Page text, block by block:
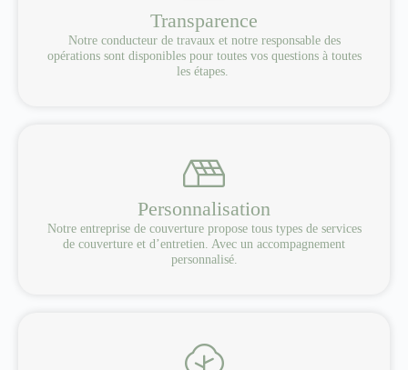
Transparence
Notre conducteur de travaux et notre responsable des
opérations sont disponibles pour toutes vos questions à toutes
les étapes.
Personnalisation
Notre entreprise de couverture propose tous types de services
de couverture et d’entretien. Avec un accompagnement
personnalisé.